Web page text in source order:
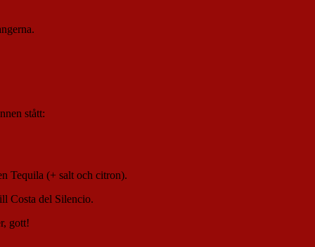
stått:
Tequila (+ salt och citron).
Costa del Silencio.
gott!